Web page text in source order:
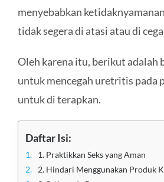
menyebabkan
tidak segera di atasi atau di
Oleh karena itu, berikut adalah
untuk mencegah uretritis pada
untuk di terapkan.
Daftar Isi:
1. Praktikkan Seks yang Aman
2. Hindari Menggunakan Produk